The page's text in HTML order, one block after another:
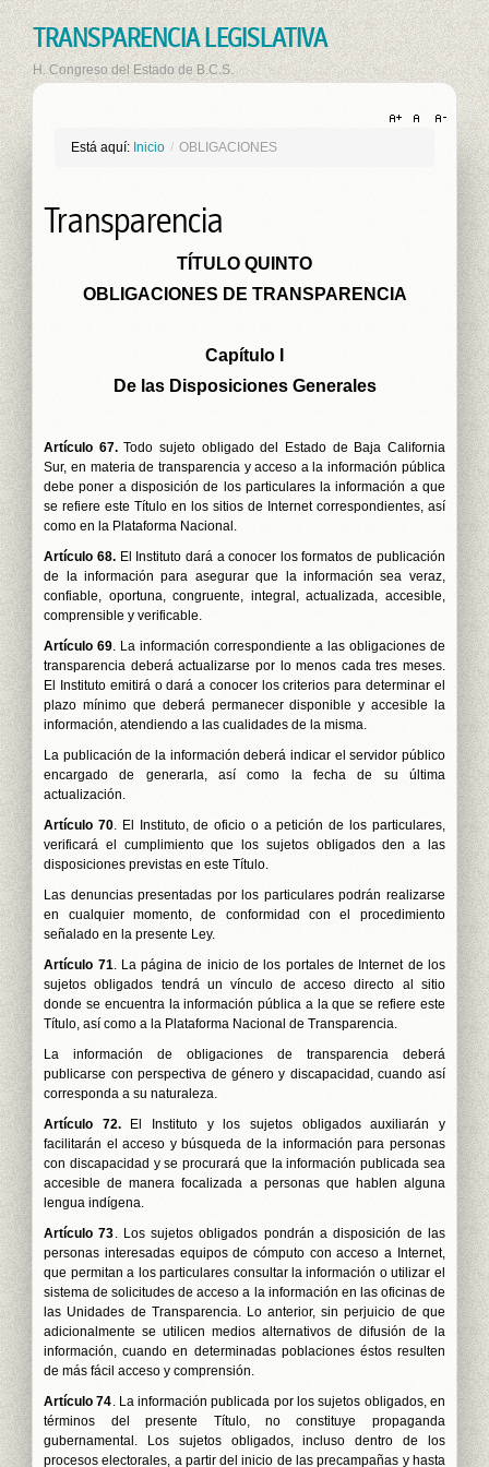
TRANSPARENCIA LEGISLATIVA
H. Congreso del Estado de B.C.S.
Está aquí: Inicio / OBLIGACIONES
Transparencia
TÍTULO QUINTO
OBLIGACIONES DE TRANSPARENCIA
Capítulo I
De las Disposiciones Generales
Artículo 67.Todo sujeto obligado del Estado de Baja California
Sur, en materia de transparencia y acceso a la información pública
debe poner a disposición de los particulares la información a que
se refiere este Título en los sitios de Internet correspondientes, así
como en la Plataforma Nacional.
Artículo 68.El Instituto dará a conocer los formatos de publicación
de la información para asegurar que la información sea veraz,
confiable, oportuna, congruente, integral, actualizada, accesible,
comprensible y verificable.
Artículo 69. La información correspondiente a las obligaciones de
transparencia deberá actualizarse por lo menos cada tres meses.
El Instituto emitirá o dará a conocer los criterios para determinar el
plazo mínimo que deberá permanecer disponible y accesible la
información, atendiendo a las cualidades de la misma.
La publicación de la información deberá indicar el servidor público
encargado de generarla, así como la fecha de su última
actualización.
Artículo 70. El Instituto, de oficio o a petición de los particulares,
verificará el cumplimiento que los sujetos obligados den a las
disposiciones previstas en este Título.
Las denuncias presentadas por los particulares podrán realizarse
en cualquier momento, de conformidad con el procedimiento
señalado en la presente Ley.
Artículo 71. La página de inicio de los portales de Internet de los
sujetos obligados tendrá un vínculo de acceso directo al sitio
donde se encuentra la información pública a la que se refiere este
Título, así como a la Plataforma Nacional de Transparencia.
La información de obligaciones de transparencia deberá
publicarse con perspectiva de género y discapacidad, cuando así
corresponda a su naturaleza.
Artículo 72.El Instituto y los sujetos obligados auxiliarán y
facilitarán el acceso y búsqueda de la información para personas
con discapacidad y se procurará que la información publicada sea
accesible de manera focalizada a personas que hablen alguna
lengua indígena.
Artículo 73. Los sujetos obligados pondrán a disposición de las
personas interesadas equipos de cómputo con acceso a Internet,
que permitan a los particulares consultar la información o utilizar el
sistema de solicitudes de acceso a la información en las oficinas de
las Unidades de Transparencia. Lo anterior, sin perjuicio de que
adicionalmente se utilicen medios alternativos de difusión de la
información, cuando en determinadas poblaciones éstos resulten
de más fácil acceso y comprensión.
Artículo 74. La información publicada por los sujetos obligados, en
términos del presente Título, no constituye propaganda
gubernamental. Los sujetos obligados, incluso dentro de los
procesos electorales, a partir del inicio de las precampañas y hasta